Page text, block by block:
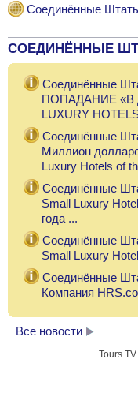
ТРАМВАЙ
ЦЕНТР
Соединённые
СОЕДИНЁННЫЕ
Соединённые
ПОПАДАНИЕ «В
LUXURY
Соединённые
Миллион
Luxury Hotels of
Соединённые
Small Luxury
года ...
Соединённые
Small Luxury
Соединённые
Компания
Все новости
Tours